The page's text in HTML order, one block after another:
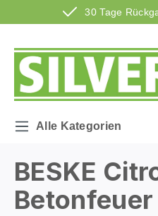
30 Tage
Hauptinhalt springen
Zur Suche springen
Zur Hauptnavigation
Alle Kategorien
BESKE
Betonfeuer